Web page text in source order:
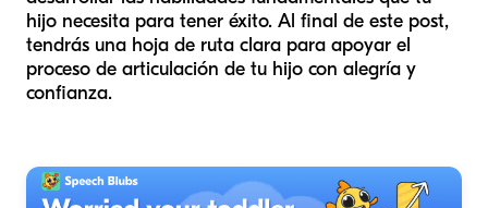
hijo necesita para tener éxito. Al final de este post,
tendrás una hoja de ruta clara para apoyar el
proceso de articulación de tu hijo con alegría y
confianza.